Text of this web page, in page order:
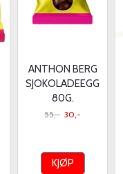
ANTHON BERG
SJOKOLADEEGG
80G.
55,- 30,-
KJØP